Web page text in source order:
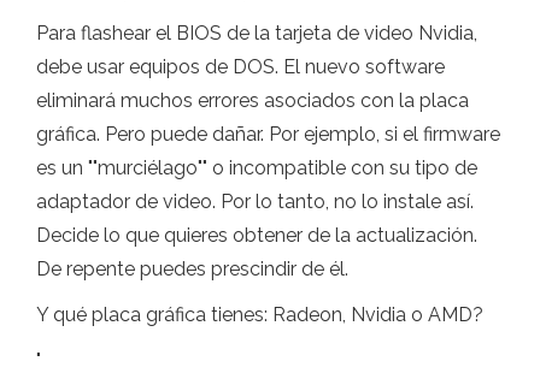
Para flashear el BIOS de la tarjeta de video Nvidia,
debe usar equipos de DOS. El nuevo software
eliminará muchos errores asociados con la placa
gráfica. Pero puede dañar. Por ejemplo, si el firmware
es un ""murciélago"" o incompatible con su tipo de
adaptador de video. Por lo tanto, no lo instale así.
Decide lo que quieres obtener de la actualización.
De repente puedes prescindir de él.
Y qué placa gráfica tienes: Radeon, Nvidia o AMD?
"